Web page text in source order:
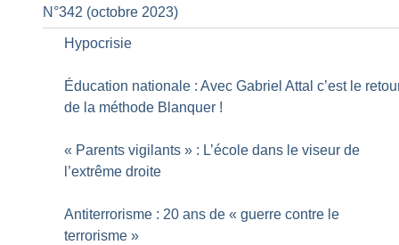
N°342 (octobre 2023)
Hypocrisie
Éducation nationale : Avec Gabriel Attal c’est le
de la méthode Blanquer !
« Parents vigilants » : L’école dans le viseur de
l’extrême droite
Antiterrorisme : 20 ans de « guerre contre le
terrorisme »